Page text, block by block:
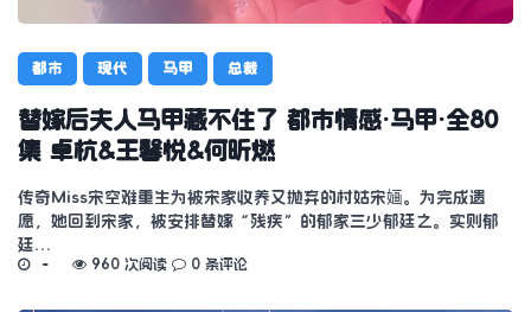
都市 现代 马甲 总裁
替嫁后夫人马甲藏不住了 都市情感·马甲·全80
集 卓杭&王馨悦&何昕燃
传奇Miss宋空难重生为被宋家收养又抛弃的村姑宋婳。为完成遗
愿，她回到宋家，被安排替嫁“残疾”的郁家三少郁廷之。实则郁
廷…
960 次阅读 0 条评论